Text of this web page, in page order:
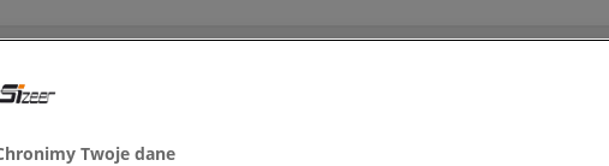
Ilość na stronie
60
Twoje dane